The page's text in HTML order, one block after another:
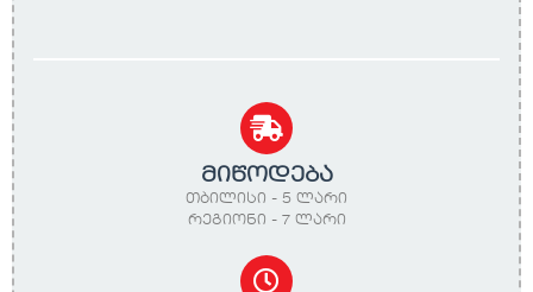
მიწოდება
თბილისი - 5 ლარი
რეგიონი - 7 ლარი